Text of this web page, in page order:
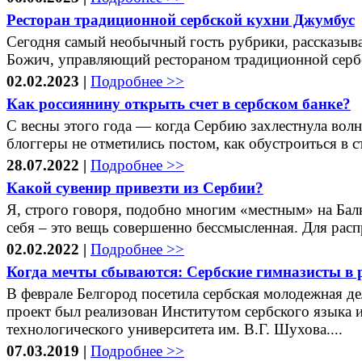
Ресторан традиционной сербской кухни Джумбус
Сегодня самый необычный гость рубрики,
Божич, управляющий рестораном традиционной
02.02.2023 | Подробнее >>
Как россиянину открыть счет в сербском банке?
С весны этого года — когда Сербию захлестнула
блоггеры не отметились постом, как обустроиться в
28.07.2022 | Подробнее >>
Какой сувенир привезти из Сербии?
Я, строго говоря, подобно многим «местным» на
себя – это вещь совершенно бессмысленная. Для
02.02.2022 | Подробнее >>
Когда мечты сбываются: Сербские гимназисты в
В феврале Белгород посетила сербская молодежная
проект был реализован Институтом сербского
технологического университета им. В.Г. Шухова....
07.03.2019 | Подробнее >>